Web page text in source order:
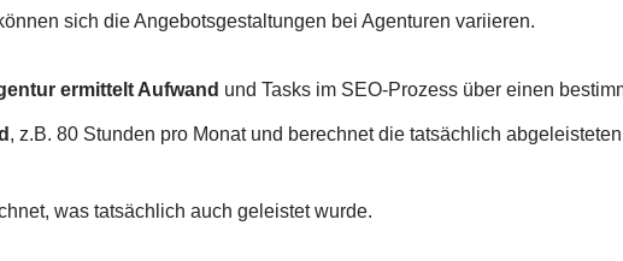
sich die Angebotsgestaltungen bei Agenturen variieren.
ermittelt Aufwand und Tasks im SEO-Prozess über einen
, z.B. 80 Stunden pro Monat und berechnet die tatsächlich
was tatsächlich auch geleistet wurde.